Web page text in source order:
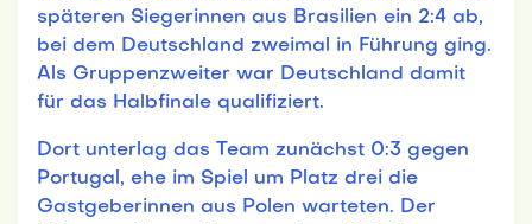
späteren Siegerinnen aus Brasilien ein 2:4 ab,
bei dem Deutschland zweimal in Führung ging.
Als Gruppenzweiter war Deutschland damit
für das Halbfinale qualifiziert.
Dort unterlag das Team zunächst 0:3 gegen
Portugal, ehe im Spiel um Platz drei die
Gastgeberinnen aus Polen warteten. Der